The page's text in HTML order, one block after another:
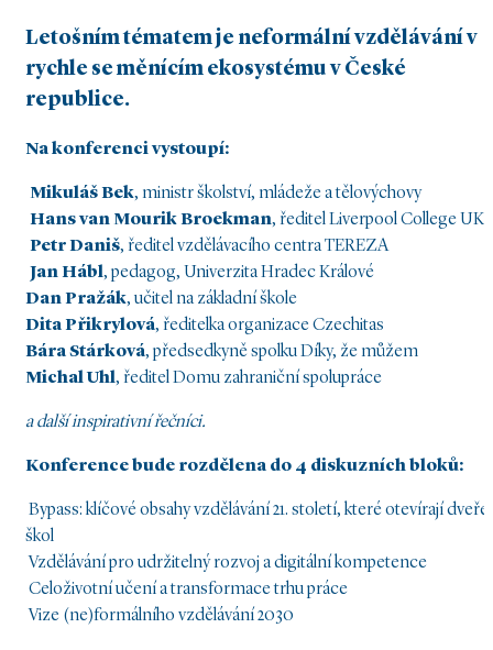
Letošním tématem je neformální vzdělávání v
rychle se měnícím ekosystému v České
republice.
Na konferenci vystoupí:
Mikuláš Bek, ministr školství, mládeže a tělovýchovy
Hans van Mourik Broekman, ředitel Liverpool College UK
Petr Daniš, ředitel vzdělávacího centra TEREZA
Jan Hábl, pedagog, Univerzita Hradec Králové
Dan Pražák, učitel na základní škole
Dita Přikrylová, ředitelka organizace Czechitas
Bára Stárková, předsedkyně spolku Díky, že můžem
Michal Uhl, ředitel Domu zahraniční spolupráce
a další inspirativní řečníci.
Konference bude rozdělena do 4 diskuzních bloků:
Bypass: klíčové obsahy vzdělávání 21. století, které otevírají dveře
škol
Vzdělávání pro udržitelný rozvoj a digitální kompetence
Celoživotní učení a transformace trhu práce
Vize (ne)formálního vzdělávání 2030